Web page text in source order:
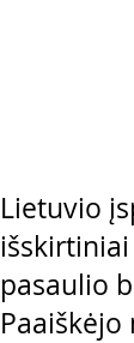
Lietuvio
pasaulio
Paaiškėjo